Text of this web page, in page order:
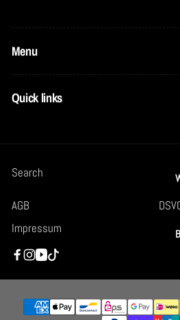
Menu
Quick links
Search
AGB
Impressum
Facebook
Instagram
YouTube
TikTok